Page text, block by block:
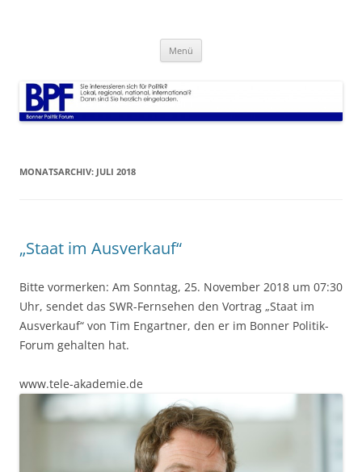
Menü
MONATSARCHIV: JULI 2018
„Staat im Ausverkauf“
Bitte vormerken: Am Sonntag, 25. November 2018 um 07:30
Uhr, sendet das SWR-Fernsehen den Vortrag „Staat im
Ausverkauf“ von Tim Engartner, den er im Bonner Politik-
Forum gehalten hat.
www.tele-akademie.de